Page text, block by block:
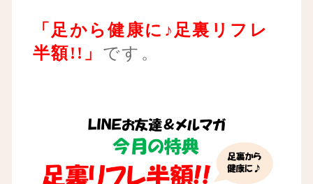
「足から健康に♪足裏リフレ
半額!!」 です。